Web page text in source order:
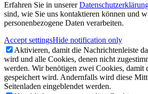
Erfahren Sie in unserer
sind, wie Sie uns kontaktieren können und
personenbezogene Daten verarbeiten.
Accept settingsHide notification only
Aktivieren, damit die Nachrichtenleiste
wird und alle Cookies, denen nicht
werden. Wir benötigen zwei Cookies, damit
gespeichert wird. Andernfalls wird diese
Seitenladen eingeblendet werden.